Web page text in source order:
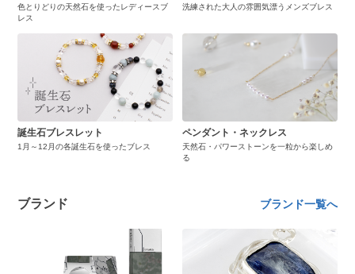
色とりどりの天然石を使ったレディースブ
レス
洗練された大人の雰囲気漂うメンズブレス
誕生石ブレスレット
1月～12月の各誕生石を使ったブレス
ペンダント・ネックレス
天然石・パワーストーンを一粒から楽しめ
る
ブランド ブランド一覧へ